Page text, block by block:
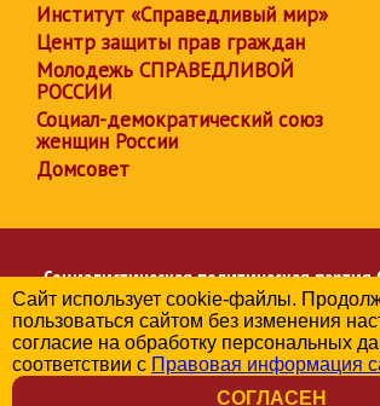
Институт «Справедливый мир»
Центр защиты прав граждан
Молодежь СПРАВЕДЛИВОЙ
РОССИИ
Социал-демократический союз
женщин России
Домсовет
Социалистическая политическая партия
РОССИЯ
Региональное отделение партии в
© 2006-2026
Политика в отношении обработки
Сайт использует cookie-файлы.
пользоваться сайтом без изменения
согласие на обработку персональных
соответствии с Правовая информация
СОГЛАСЕН